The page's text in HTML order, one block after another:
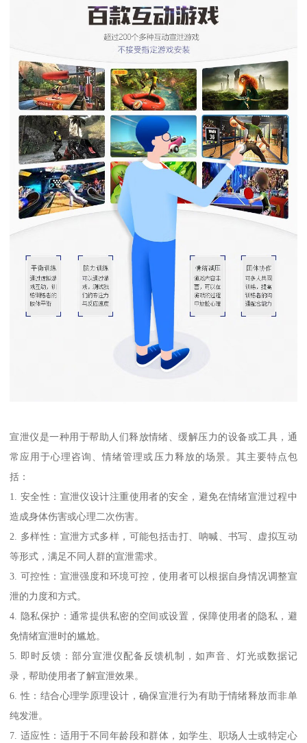
宣泄仪是一种用于帮助人们释放情绪、缓解压力的设备或工具，通
常应用于心理咨询、情绪管理或压力释放的场景。其主要特点包
括：
1. 安全性：宣泄仪设计注重使用者的安全，避免在情绪宣泄过程中
造成身体伤害或心理二次伤害。
2. 多样性：宣泄方式多样，可能包括击打、呐喊、书写、虚拟互动
等形式，满足不同人群的宣泄需求。
3. 可控性：宣泄强度和环境可控，使用者可以根据自身情况调整宣
泄的力度和方式。
4. 隐私保护：通常提供私密的空间或设置，保障使用者的隐私，避
免情绪宣泄时的尴尬。
5. 即时反馈：部分宣泄仪配备反馈机制，如声音、灯光或数据记
录，帮助使用者了解宣泄效果。
6. 性：结合心理学原理设计，确保宣泄行为有助于情绪释放而非单
纯发泄。
7. 适应性：适用于不同年龄段和群体，如学生、职场人士或特定心